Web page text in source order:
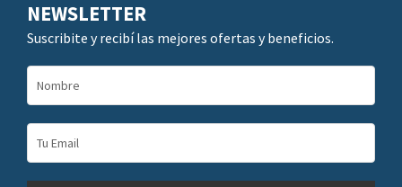
NEWSLETTER
Suscribite y recibí las mejores ofertas y beneficios.